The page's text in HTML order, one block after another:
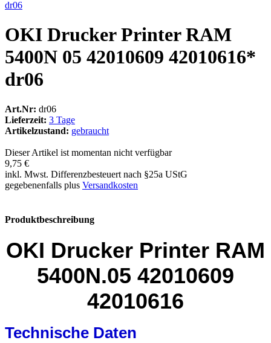
OKI Drucker Printer RAM
5400N 05 42010609 42010616*
dr06
Art.Nr: dr06
Lieferzeit: 3 Tage
Artikelzustand: gebraucht
Dieser Artikel ist momentan nicht verfügbar
9,75 €
inkl. Mwst. Differenzbesteuert nach §25a UStG
gegebenenfalls plus Versandkosten
Produktbeschreibung
OKI Drucker Printer RAM
5400N.05 42010609
42010616
Technische Daten